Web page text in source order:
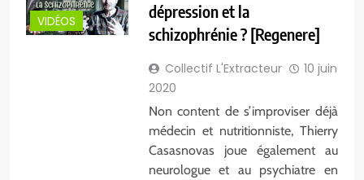
VIDÉOS
dépression et la
schizophrénie ? [Regenere]
Collectif L'Extracteur
10 juin
2020
Non content de s’improviser déjà
médecin et nutritionniste, Thierry
Casasnovas joue également au
neurologue et au psychiatre en